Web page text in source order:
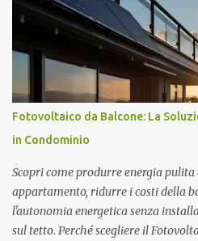
dell'Apollo 11 era avvenuto il giorno
italiana) non senza qualche
modulo lunare brillantemente
Neil Armstrong (comandante),
lunare denominato Eagle) e
Columbia) rimasto in orbita lunare
altri due Astronauti. Se volete
dell'Apollo 11, la fondazione J.F.
spettacolare sit...
Fotovoltaico da Balcone: La
in Condominio
Scopri come produrre energia pulita
appartamento, ridurre i costi della
l'autonomia energetica senza
sul tetto. Perché scegliere il